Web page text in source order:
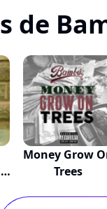
de
Money Grow
Trees